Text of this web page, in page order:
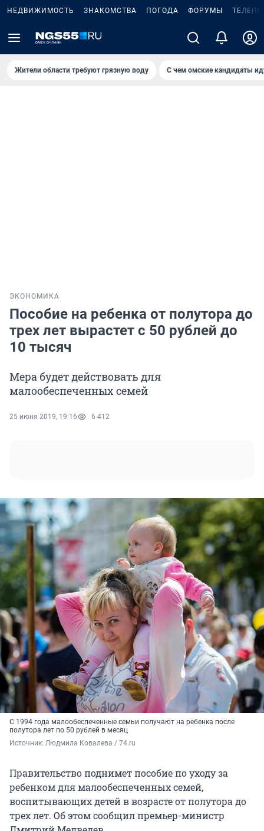
НЕДВИЖИМОСТЬ ЗНАКОМСТВА ПОГОДА ФОРУМЫ
Жители области требуют грязную воду С чем омские кандидаты
ЭКОНОМИКА
Пособие на ребенка от полутора до
трех лет вырастет с 50 рублей до
10 тысяч
Мера будет действовать для
малообеспеченных семей
25 июня 2019, 19:16 6 412
С 1994 года малообеспеченные семьи получают на ребенка после
полутора лет по 50 рублей в месяц
Источник: Людмила Ковалева / 74.ru
Правительство поднимет пособие по уходу за
ребенком для малообеспеченных семей,
воспитывающих детей в возрасте от полутора до
трех лет. Об этом сообщил премьер-министр